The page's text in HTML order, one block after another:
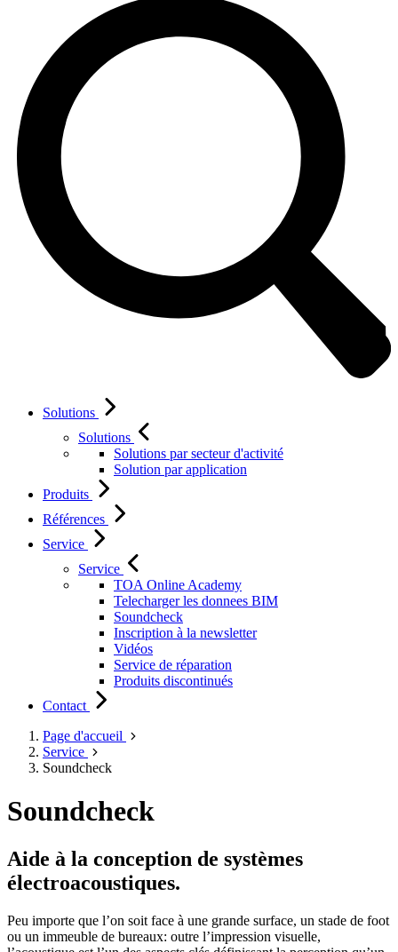
Solutions
Solutions
Solutions par secteur d'activité
Solution par application
Produits
Références
Service
Service
TOA Online Academy
Telecharger les donnees BIM
Soundcheck
Inscription à la newsletter
Vidéos
Service de réparation
Produits discontinués
Contact
Page d'accueil
Service
Soundcheck
Soundcheck
Aide à la conception de systèmes
électroacoustiques.
Peu importe que l’on soit face à une grande surface, un stade de foot
ou un immeuble de bureaux: outre l’impression visuelle,